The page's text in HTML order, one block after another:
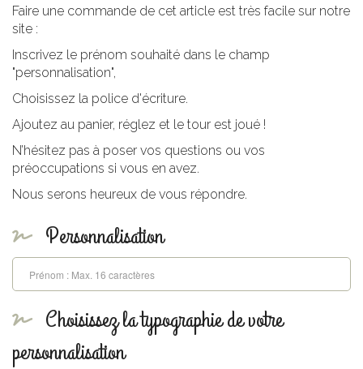
Faire une commande de cet article est très facile sur notre
site :
Inscrivez le prénom souhaité dans le champ
"personnalisation",
Choisissez la police d'écriture.
Ajoutez au panier, réglez et le tour est joué !
N’hésitez pas à poser vos questions ou vos
préoccupations si vous en avez.
Nous serons heureux de vous répondre.
Personnalisation
Choisissez la typographie de votre
personnalisation